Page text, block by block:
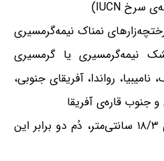
نمناک نیمه‌گرمسیری
نیمه‌گرمسیری یا گرمسیری
نامیبیا، رواندا، آفریقای جنوبی،
و جنوب قاره‌ی آفریقا
پوزه تا پایه‌ی دُم به درازای ۱۸/۳ سانتی‌متر، دُم دو برابر این